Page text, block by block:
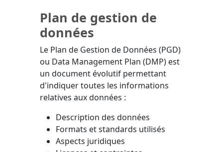
Plan de gestion de
données
Le Plan de Gestion de Données (PGD)
ou Data Management Plan (DMP) est
un document évolutif permettant
d'indiquer toutes les informations
relatives aux données :
Description des données
Formats et standards utilisés
Aspects juridiques